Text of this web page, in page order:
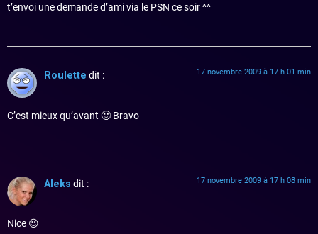
t’envoi une demande d’ami via le PSN ce soir ^^
Roulette dit : 17 novembre 2009 à 17 h 01 min
C’est mieux qu’avant 🙂 Bravo
Aleks dit : 17 novembre 2009 à 17 h 08 min
Nice 😉